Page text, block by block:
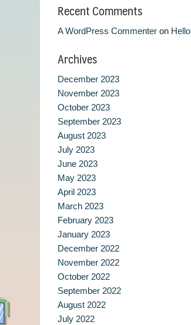
Recent Comments
A WordPress Commenter on
Archives
December 2023
November 2023
October 2023
September 2023
August 2023
July 2023
June 2023
May 2023
April 2023
March 2023
February 2023
January 2023
December 2022
November 2022
October 2022
September 2022
August 2022
July 2022